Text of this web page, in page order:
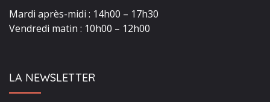
Mardi après-midi : 14h00 – 17h30
Vendredi matin : 10h00 – 12h00
LA NEWSLETTER